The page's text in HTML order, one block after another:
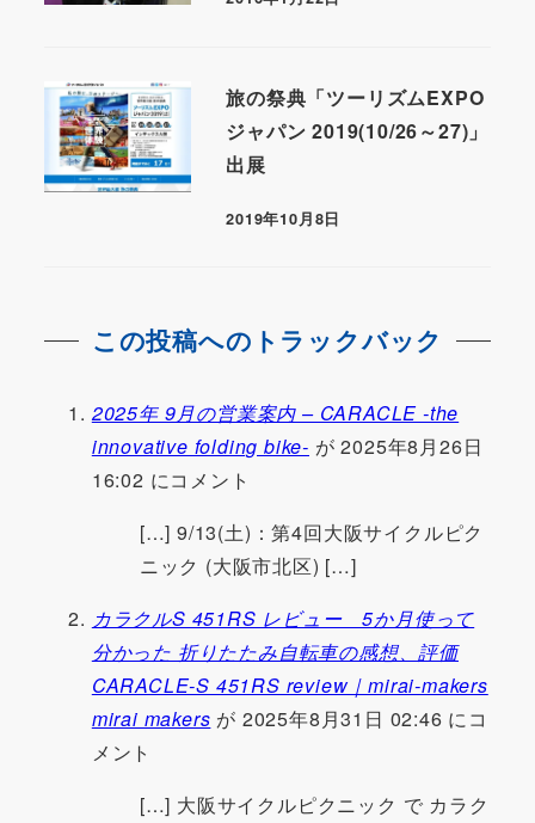
旅の祭典「ツーリズムEXPO
ジャパン 2019(10/26～27)」
出展
2019年10月8日
この投稿へのトラックバック
2025年 9月の営業案内 – CARACLE -the
innovative folding bike- が 2025年8月26日
16:02 にコメント
[…] 9/13(土)：第4回大阪サイクルピク
ニック (大阪市北区) […]
カラクルS 451RS レビュー 5か月使って
分かった 折りたたみ自転車の感想、評価
CARACLE-S 451RS review｜mirai-makers
mirai makers が 2025年8月31日 02:46 にコ
メント
[…] 大阪サイクルピクニック で カラク